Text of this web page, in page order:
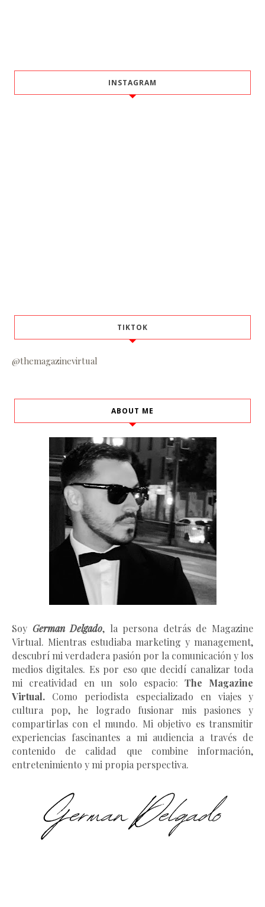
INSTAGRAM
TIKTOK
@themagazinevirtual
ABOUT ME
Soy German Delgado, la persona detrás de Magazine
Virtual. Mientras estudiaba marketing y management,
descubrí mi verdadera pasión por la comunicación y los
medios digitales. Es por eso que decidí canalizar toda
mi creatividad en un solo espacio: The Magazine
Virtual. Como periodista especializado en viajes y
cultura pop, he logrado fusionar mis pasiones y
compartirlas con el mundo. Mi objetivo es transmitir
experiencias fascinantes a mi audiencia a través de
contenido de calidad que combine información,
entretenimiento y mi propia perspectiva.